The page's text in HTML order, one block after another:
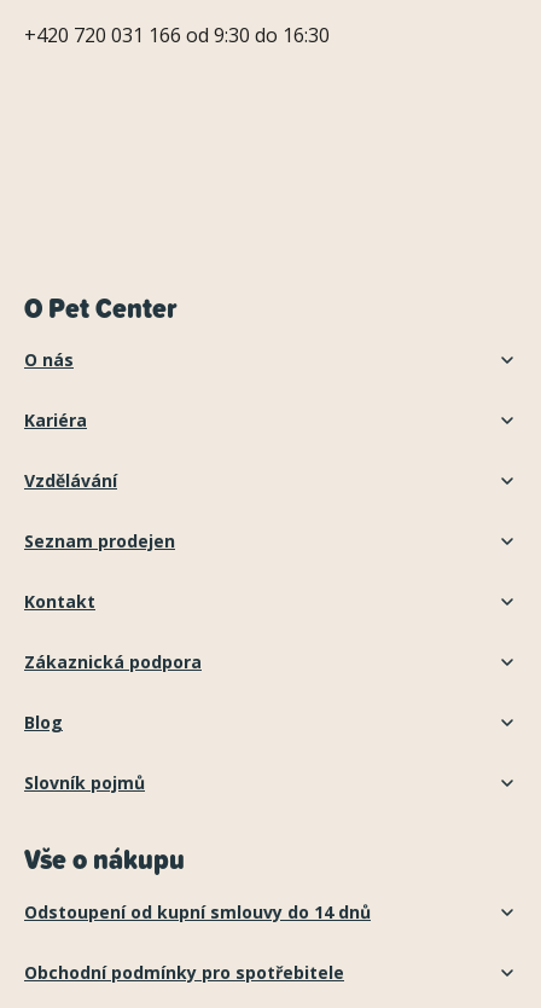
+420 720 031 166 od 9:30 do 16:30
O Pet Center
O nás
Kariéra
Vzdělávání
Seznam prodejen
Kontakt
Zákaznická podpora
Blog
Slovník pojmů
Vše o nákupu
Odstoupení od kupní smlouvy do 14 dnů
Obchodní podmínky pro spotřebitele